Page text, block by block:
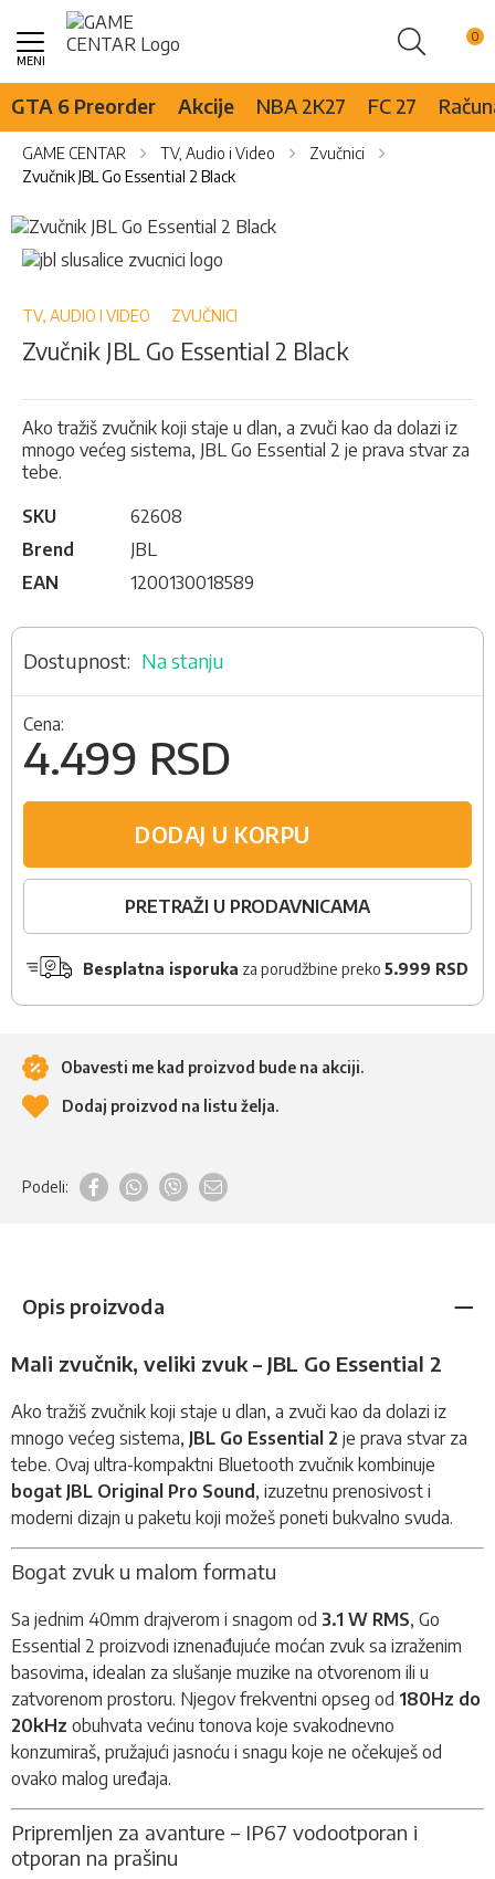
Pretraži
Skip
Content
GTA 6 Preorder Akcije NBA 2K27 FC 27
GAME CENTAR TV, Audio i Video
Zvučnici
Zvučnik JBL Go Essential 2 Black
Skip
to
the
of
images
Skip
to
beginning
the
gallery
TV, AUDIO I VIDEO ZVUČNICI
Zvučnik JBL Go Essential 2 Black
Ako tražiš zvučnik koji staje u dlan, a zvuči kao da dolazi iz
mnogo većeg sistema, JBL Go Essential 2 je prava stvar za
tebe.
SKU
62608
Brend
JBL
EAN
1200130018589
Na stanju
Cena:
4.499 RSD
DODAJ U KORPU
PRETRAŽI U PRODAVNICAMA
Besplatna isporuka za porudžbine preko 5.999 RSD
Obavesti me kad proizvod bude na akciji.
Dodaj proizvod na listu želja.
Podeli:
Opis proizvoda
Mali zvučnik, veliki zvuk – JBL Go Essential 2
Ako tražiš zvučnik koji staje u dlan, a zvuči kao da dolazi iz
mnogo većeg sistema, JBL Go Essential 2 je prava stvar za
tebe. Ovaj ultra-kompaktni Bluetooth zvučnik kombinuje
bogat JBL Original Pro Sound, izuzetnu prenosivost i
moderni dizajn u paketu koji možeš poneti bukvalno svuda.
Bogat zvuk u malom formatu
Sa jednim 40mm drajverom i snagom od 3.1 W RMS, Go
Essential 2 proizvodi iznenađujuće moćan zvuk sa izraženim
basovima, idealan za slušanje muzike na otvorenom ili u
zatvorenom prostoru. Njegov frekventni opseg od 180Hz do
20kHz obuhvata većinu tonova koje svakodnevno
konzumiraš, pružajući jasnoću i snagu koje ne očekuješ od
ovako malog uređaja.
Pripremljen za avanture – IP67 vodootporan i
otporan na prašinu